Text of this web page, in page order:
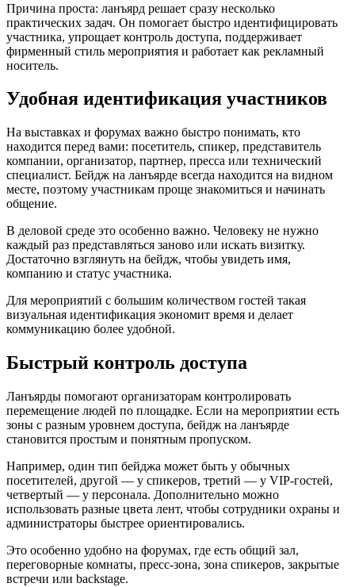
Причина проста: ланъярд решает сразу несколько
практических задач. Он помогает быстро идентифицировать
участника, упрощает контроль доступа, поддерживает
фирменный стиль мероприятия и работает как рекламный
носитель.
Удобная идентификация участников
На выставках и форумах важно быстро понимать, кто
находится перед вами: посетитель, спикер, представитель
компании, организатор, партнер, пресса или технический
специалист. Бейдж на ланъярде всегда находится на видном
месте, поэтому участникам проще знакомиться и начинать
общение.
В деловой среде это особенно важно. Человеку не нужно
каждый раз представляться заново или искать визитку.
Достаточно взглянуть на бейдж, чтобы увидеть имя,
компанию и статус участника.
Для мероприятий с большим количеством гостей такая
визуальная идентификация экономит время и делает
коммуникацию более удобной.
Быстрый контроль доступа
Ланъярды помогают организаторам контролировать
перемещение людей по площадке. Если на мероприятии есть
зоны с разным уровнем доступа, бейдж на ланъярде
становится простым и понятным пропуском.
Например, один тип бейджа может быть у обычных
посетителей, другой — у спикеров, третий — у VIP-гостей,
четвертый — у персонала. Дополнительно можно
использовать разные цвета лент, чтобы сотрудники охраны и
администраторы быстрее ориентировались.
Это особенно удобно на форумах, где есть общий зал,
переговорные комнаты, пресс-зона, зона спикеров, закрытые
встречи или backstage.